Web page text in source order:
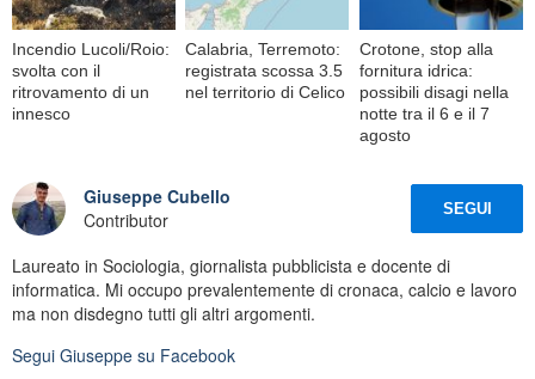
Incendio Lucoli/Roio:
svolta con il
ritrovamento di un
innesco
Calabria, Terremoto:
registrata scossa 3.5
nel territorio di Celico
Crotone, stop alla
fornitura idrica:
possibili disagi nella
notte tra il 6 e il 7
agosto
Giuseppe Cubello
Contributor
SEGUI
Laureato in Sociologia, giornalista pubblicista e docente di
informatica. Mi occupo prevalentemente di cronaca, calcio e lavoro
ma non disdegno tutti gli altri argomenti.
Segui Giuseppe su Facebook